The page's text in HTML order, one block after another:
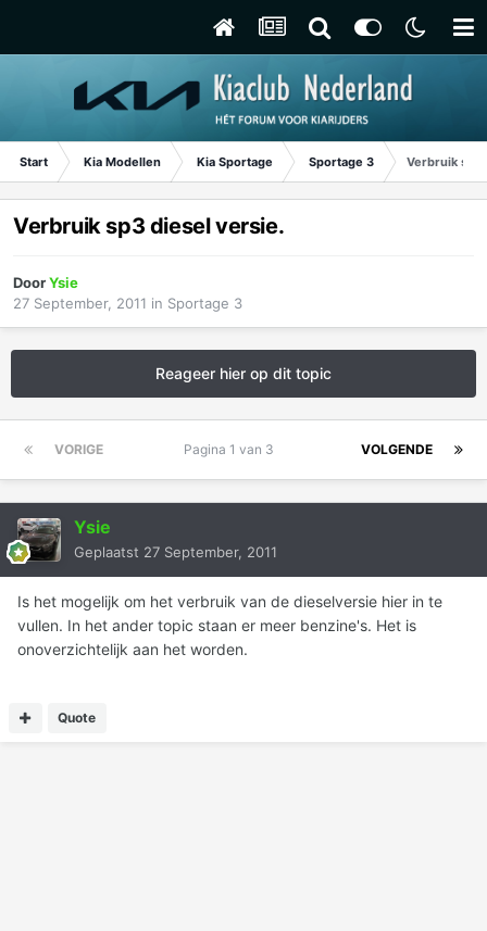
Start Kia Modellen Kia Sportage Sportage 3 Verbruik sp3
Verbruik sp3 diesel versie.
DoorYsie
27 September, 2011 in Sportage 3
Reageer hier op dit topic
VORIGE VOLGENDE
Pagina 1 van 3
Ysie
Geplaatst 27 September, 2011
Is het mogelijk om het verbruik van de dieselversie hier in te
vullen. In het ander topic staan er meer benzine's. Het is
onoverzichtelijk aan het worden.
Quote